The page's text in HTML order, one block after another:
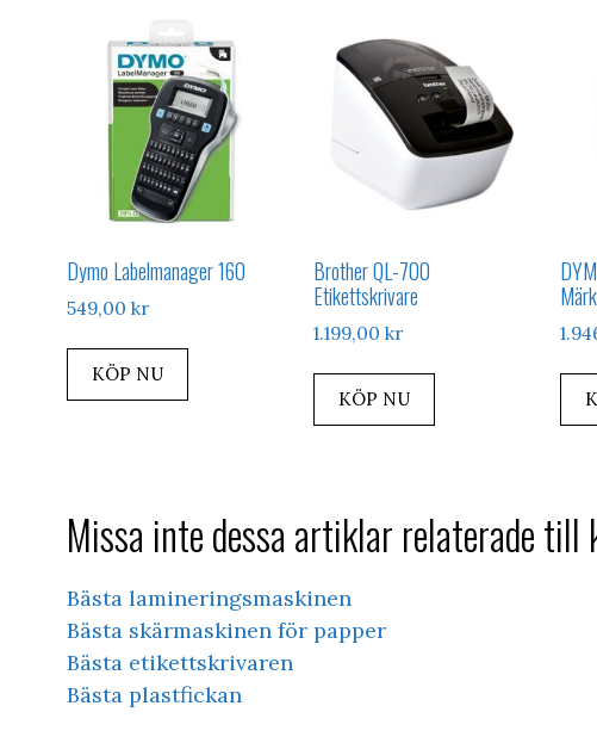
Dymo Labelmanager 160
549,00 kr
KÖP NU
Brother QL-700
Etikettskrivare
1.199,00 kr
KÖP NU
Missa inte dessa artiklar relaterade till
Bästa lamineringsmaskinen
Bästa skärmaskinen för papper
Bästa etikettskrivaren
Bästa plastfickan